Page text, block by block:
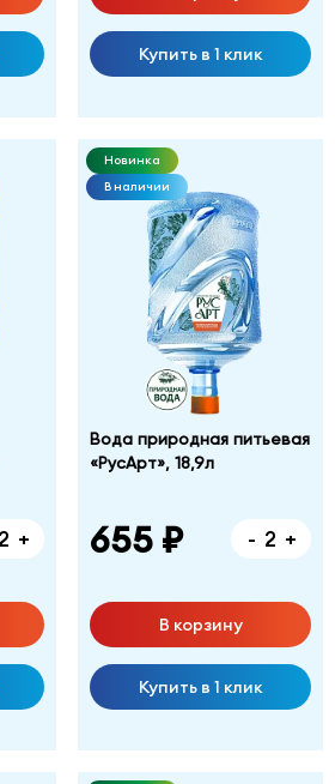
Купить в 1 клик
+
Новинка
В наличии
Вода природная питьевая
«РусАрт», 18,9л
655 ₽ - +
В корзину
Купить в 1 клик